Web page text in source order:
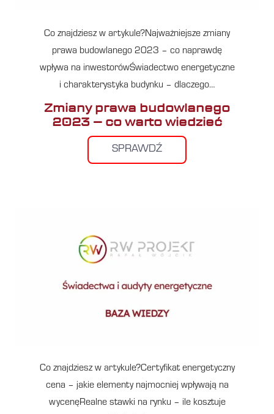
Co znajdziesz w artykule?Najważniejsze zmiany
prawa budowlanego 2023 – co naprawdę
wpływa na inwestorówŚwiadectwo energetyczne
i charakterystyka budynku – dlaczego…
Zmiany prawa budowlanego
2023 – co warto wiedzieć
SPRAWDŹ
Co znajdziesz w artykule?Certyfikat energetyczny
cena – jakie elementy najmocniej wpływają na
wycenęRealne stawki na rynku – ile kosztuje